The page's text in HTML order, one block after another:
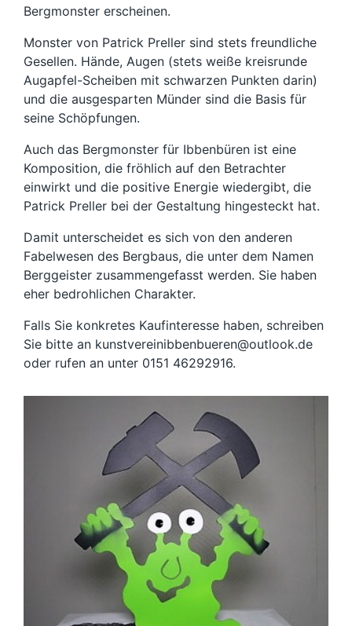
Bergmonster erscheinen.
Monster von Patrick Preller sind stets freundliche
Gesellen. Hände, Augen (stets weiße kreisrunde
Augapfel-Scheiben mit schwarzen Punkten darin)
und die ausgesparten Münder sind die Basis für
seine Schöpfungen.
Auch das Bergmonster für Ibbenbüren ist eine
Komposition, die fröhlich auf den Betrachter
einwirkt und die positive Energie wiedergibt, die
Patrick Preller bei der Gestaltung hingesteckt hat.
Damit unterscheidet es sich von den anderen
Fabelwesen des Bergbaus, die unter dem Namen
Berggeister zusammengefasst werden. Sie haben
eher bedrohlichen Charakter.
Falls Sie konkretes Kaufinteresse haben, schreiben
Sie bitte an kunstvereinibbenbueren@outlook.de
oder rufen an unter 0151 46292916.